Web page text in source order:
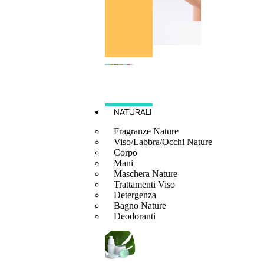
NATURALI
Fragranze Nature
Viso/Labbra/Occhi Nature
Corpo
Mani
Maschera Nature
Trattamenti Viso
Detergenza
Bagno Nature
Deodoranti